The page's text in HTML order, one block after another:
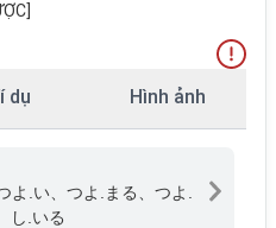
dụ Hình ảnh
よ.い、つよ.まる、つよ.
し.いる